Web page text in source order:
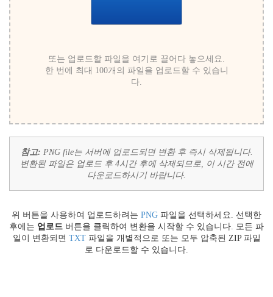
또는 업로드할 파일을 여기로 끌어다 놓으세요.
한 번에 최대 100개의 파일을 업로드할 수 있습니
다.
참고: PNG file는 서버에 업로드되면 변환 후 즉시 삭제됩니다.
변환된 파일은 업로드 후 4시간 후에 삭제되므로, 이 시간 전에
다운로드하시기 바랍니다.
위 버튼을 사용하여 업로드하려는 PNG 파일을 선택하세요. 선택한
후에는 업로드 버튼을 클릭하여 변환을 시작할 수 있습니다. 모든 파
일이 변환되면 TXT파일을 개별적으로 또는 모두 압축된 ZIP 파일
로 다운로드할 수 있습니다.